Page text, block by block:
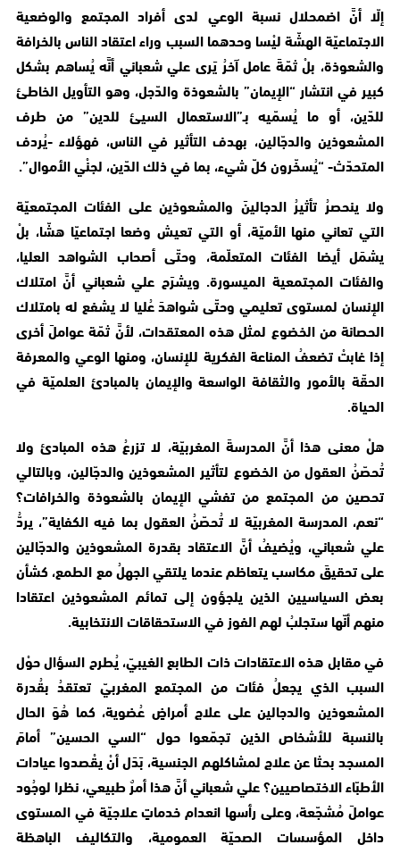
إلّا أنَّ اضمحلال نسبة الوعي لدى أفراد المجتمع والوضعية
الاجتماعيّة الهشّة ليْسا وحدهما السبب وراء اعتقاد الناس بالخرافة
والشعوذة، بلْ ثمّةَ عامل آخرُ يَرى علي شعباني أنَّه يُساهم بشكل
كبير في انتشار “الإيمان” بالشعوذة والدّجل، وهو التأويل الخاطئ
للدّين، أو ما يُسمّيه بـ”الاستعمال السيئ للدين” من طرف
المشعوذين والدجّالين، بهدف التأثير في الناس، فهؤلاء -يُردف
المتحدّث- “يُسخّرون كلّ شيء، بما في ذلك الدّين، لجنْي الأموال”.
ولا ينحصرُ تأثيرُ الدجالينَ والمشعوذين على الفئات المجتمعيّة
التي تعاني منها الأميّة، أو التي تعيش وضعا اجتماعيّا هشّا، بلْ
يشمَل أيضا الفئات المتعلّمة، وحتّى أصحاب الشواهد العليا،
والفئات المجتمعية الميسورة. ويشرَح علي شعباني أنَّ امتلاك
الإنسان لمستوى تعليمي وحتّى شواهدَ عُليا لا يشفع له بامتلاك
الحصانة من الخضوع لمثل هذه المعتقدات، لأنَّ ثمّة عواملَ أخرى
إذا غابتْ تضعفُ المناعة الفكرية للإنسان، ومنها الوعي والمعرفة
الحقّة بالأمور والثقافة الواسعة والإيمان بالمبادئ العلميّة في
الحياة.
هلْ معنى هذا أنَّ المدرسةَ المغربيّة، لا تزرعُ هذه المبادئ ولا
تُحصّنُ العقول من الخضوع لتأثير المشعوذين والدجّالين، وبالتالي
تحصين من المجتمع من تفشي الإيمان بالشعوذة والخرافات؟
“نعم، المدرسة المغربيّة لا تُحصّنُ العقول بما فيه الكفاية”، يردُّ
علي شعباني، ويُضيفُ أنَّ الاعتقاد بقدرة المشعوذين والدجّالين
على تحقيقَ مكاسب يتعاظم عندما يلتقي الجهلُ مع الطمع، كشأن
بعض السياسيين الذين يلجؤون إلى تمائم المشعوذين اعتقادا
منهم أنّها ستجلبُ لهم الفوز في الاستحقاقات الانتخابية.
في مقابل هذه الاعتقادات ذات الطابع الغيبيّ، يُطرح السؤال حوْل
السبب الذي يجعلُ فئات من المجتمع المغربيّ تعتقدُ بقُدرة
المشعوذين والدجالين على علاج أمراضٍ عُضوية، كما هُوَ الحال
بالنسبة للأشخاص الذين تجمّعوا حول “السي الحسين” أمامَ
المسجد بحثا عن علاج لمشاكلهم الجنسية، بَدَل أنْ يقْصدوا عيادات
الأطبّاء الاختصاصيين؟ علي شعباني أنَّ هذا أمرٌ طبيعي، نظرا لوجُود
عواملَ مُشجّعة، وعلى رأسها انعدام خدماتٍ علاجيّة في المستوى
داخل المؤسسات الصحيّة العمومية، والتكاليف الباهظة